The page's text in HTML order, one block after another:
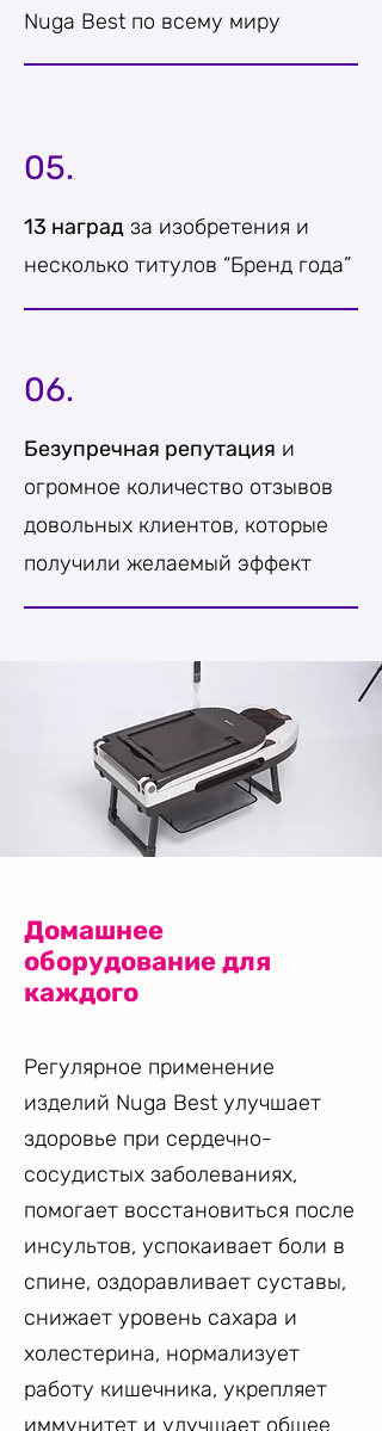
Nuga Best по всему миру
05.
13 наград за изобретения и
несколько титулов “Бренд года”
06.
Безупречная репутация и
огромное количество отзывов
довольных клиентов, которые
получили желаемый эффект
Домашнее
оборудование для
каждого
Регулярное применение
изделий Nuga Best улучшает
здоровье при сердечно-
сосудистых заболеваниях,
помогает восстановиться после
инсультов, успокаивает боли в
спине, оздоравливает суставы,
снижает уровень сахара и
холестерина, нормализует
работу кишечника, укрепляет
иммунитет и улучшает общее